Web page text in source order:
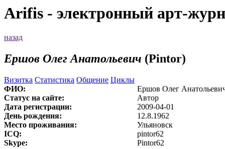
Arifis - электронный арт-
назад
Ершов Олег Анатольевич (Pintor)
Визитка Статистика Общение Циклы
ФИО:
Ершов Олег
Статус на сайте:
Автор
Дата регистрации:
2009-04-01
День рождения:
12.8.1962
Место проживания:
Ульяновск
ICQ:
pintor62
Skype:
Pintor62